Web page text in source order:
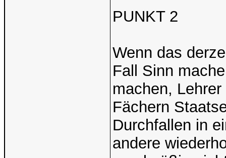
PUNKT 2
Wenn das
Fall Sinn
machen,
Fächern
Durchfallen in
andere